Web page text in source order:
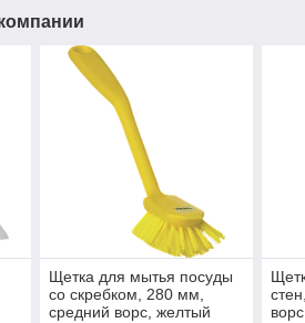
Щетка для мытья посуды
со скребком, 280 мм,
средний ворс, желтый